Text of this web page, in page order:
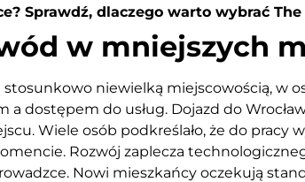
Sprawdź, dlaczego warto wybrać
w mniejszych
stosunkowo niewielką miejscowością, w
a dostępem do usług. Dojazd do
Wiele osób podkreślało, że do pracy
Rozwój zaplecza
Nowi mieszkańcy oczekują